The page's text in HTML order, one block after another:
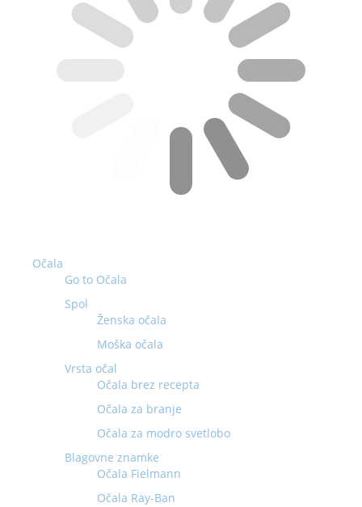
Očala
Go to Očala
Spol
Ženska očala
Moška očala
Vrsta očal
Očala brez recepta
Očala za branje
Očala za modro svetlobo
Blagovne znamke
Očala Fielmann
Očala Ray-Ban